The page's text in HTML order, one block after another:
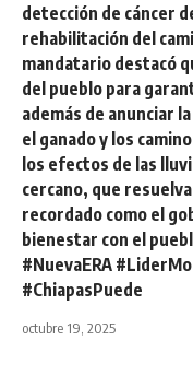
detección de cáncer
rehabilitación del
mandatario destacó
del pueblo para
además de anunciar
el ganado y los
los efectos de las
cercano, que
recordado como el
bienestar con el
#NuevaERA
#ChiapasPuede
octubre 19, 2025